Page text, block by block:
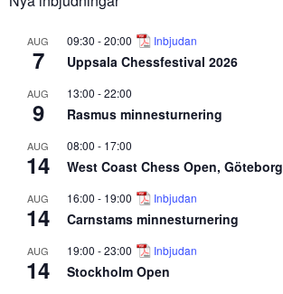
AUG
7
09:30 -20:00 Inbjudan
Uppsala Chessfestival 2026
AUG
9
13:00 -22:00
Rasmus minnesturnering
AUG
14
08:00 - 17:00
West Coast Chess Open, Göteborg
AUG
14
16:00 - 19:00 Inbjudan
Carnstams minnesturnering
AUG
14
19:00 -23:00 Inbjudan
Stockholm Open